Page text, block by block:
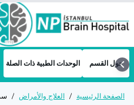
حول القسم الوحدات الطبية ذات الصلة
الصفحة الرئيسية / العلاج والأمراض /